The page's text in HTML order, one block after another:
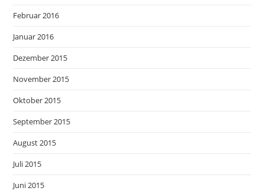
Februar 2016
Januar 2016
Dezember 2015
November 2015
Oktober 2015
September 2015
August 2015
Juli 2015
Juni 2015